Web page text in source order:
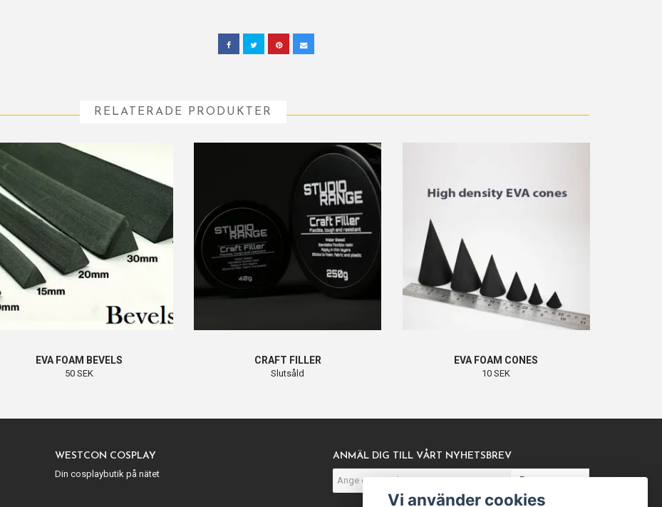
RELATERADE PRODUKTER
EVA FOAM BEVELS
50 SEK
CRAFT FILLER
Slutsåld
EVA FOAM CONES
10 SEK
WESTCON COSPLAY
Din cosplaybutik på nätet
ANMÄL DIG TILL VÅRT NYHETSBREV
Prenumerera
Vi använder cookies